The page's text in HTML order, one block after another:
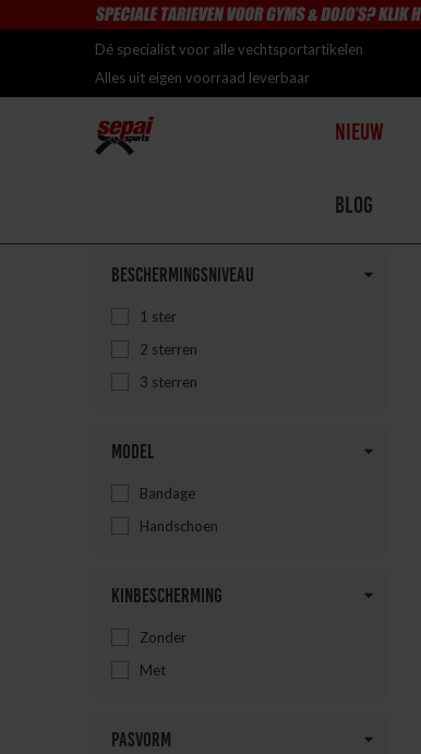
Dé specialist voor alle vechtsportartikelen
Alles uit eigen voorraad leverbaar
Nieuw
Blog
Beschermingsniveau
1 ster
2 sterren
3 sterren
Model
Bandage
Handschoen
Kinbescherming
Zonder
Met
Pasvorm